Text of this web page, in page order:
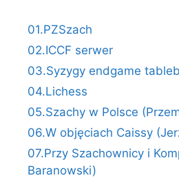
01.PZSzach
02.ICCF serwer
03.Syzygy endgame
04.Lichess
05.Szachy w Polsce
06.W objęciach Caissy
07.Przy Szachownicy i
Baranowski)